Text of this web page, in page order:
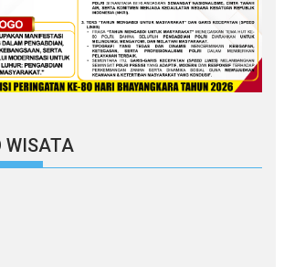
WISATA